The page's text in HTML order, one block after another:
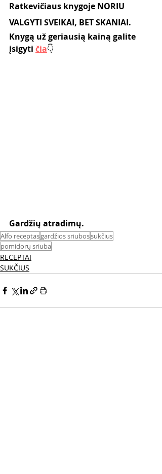
Ratkevičiaus knygoje NORIU
VALGYTI SVEIKAI, BET SKANIAI.
Knygą už geriausią kainą galite
įsigyti čia👇
Gardžių atradimų.
Alfo receptasgardžios sriubossukčius
pomidorų sriuba
RECEPTAI
SUKČIUS